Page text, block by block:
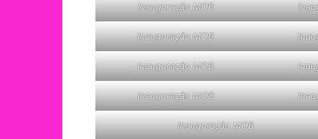
Inauguração MOB
Inauguração MOB
Inauguração MOB
Inauguração MOB
Inauguração MOB